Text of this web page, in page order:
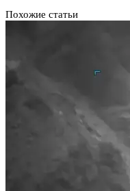
Похожие статьи